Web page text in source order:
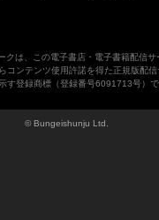
クは、この電子書店・電子書籍配信サ
コンテンツ使用許諾を得た正規版配
す登録商標（登録番号6091713号）で
© Bungeishunju Ltd.